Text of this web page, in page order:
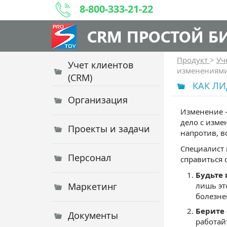
8-800-333-21-22
CRM ПРОСТОЙ
Учет клиентов
(CRM)
Организация
Проекты и задачи
Персонал
Маркетинг
Документы
Продукт >
КАК
Изменение
дело с
напротив,
Будьте
лишь
Берите